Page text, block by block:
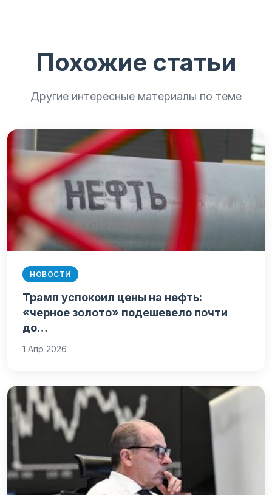
Похожие статьи
Другие интересные материалы по теме
НОВОСТИ
Трамп успокоил цены на нефть:
«черное золото» подешевело почти
до…
1 Апр 2026